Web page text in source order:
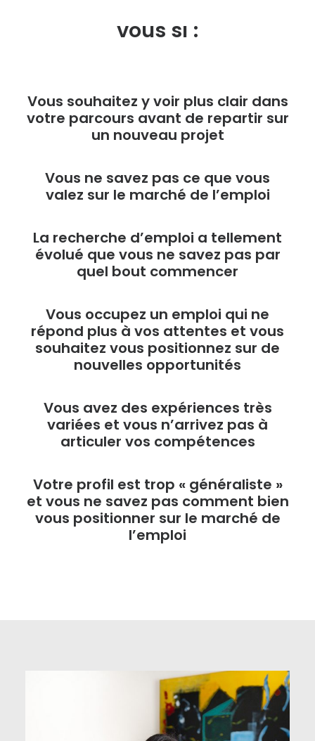
vous si :
Vous souhaitez y voir plus clair dans
votre parcours avant de repartir sur
un nouveau projet
Vous ne savez pas ce que vous
valez sur le marché de l’emploi
La recherche d’emploi a tellement
évolué que vous ne savez pas par
quel bout commencer
Vous occupez un emploi qui ne
répond plus à vos attentes et vous
souhaitez vous positionnez sur de
nouvelles opportunités
Vous avez des expériences très
variées et vous n’arrivez pas à
articuler vos compétences
Votre profil est trop « généraliste »
et vous ne savez pas comment bien
vous positionner sur le marché de
l’emploi